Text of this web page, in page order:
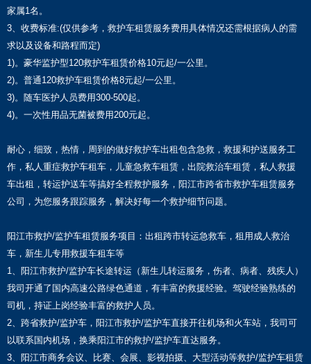
家属1名。
3、收费标准:(仅供参考，救护车租赁服务费用具体情况还需根据病人的需
求以及设备和路程而定)
1)。豪华监护型120救护车租赁价格10元起/一公里。
2)。普通120救护车租赁价格8元起/一公里。
3)。随车医护人员费用300-500起。
4)。一次性用品无菌被费用200元起。
耐心，细致，热情，周到的做好救护车出租包含急救，救援和护送服务工
作，私人重症救护车租车，儿童急救车租赁，出院救治车租赁，私人救援
车出租，转运护送车等搞好全程救护服务，阳江市跨省市救护车租赁服务
公司，为您服务跟踪服务，解决好每一个救护细节问题。
阳江市救护/监护车租赁服务项目：出租跨市转运急救车，租用成人救治
车，新生儿专用救援车租车等
1、阳江市救护/监护车长途转运（新生儿转运服务，伤者、病者、残疾人）
我司开通了国内高速公路绿色通道，有丰富的救援经验。驾驶经验熟练的
司机，持证上岗经验丰富的救护人员。
2、跨省救护/监护车，阳江市救护/监护车直接开往机场和火车站，我司可
以联系国内机场，换乘阳江市的救护/监护车直达服务。
3、阳江市商务会议、比赛、会展、影视拍摄、大型活动等救护/监护车租赁